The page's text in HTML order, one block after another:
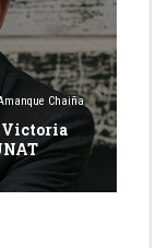
Chaiña
Victoria